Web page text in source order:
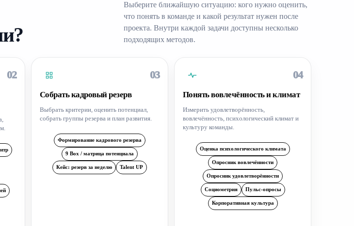
Выберите ближайшую ситуацию: кого нужно оценить,
что понять в команде и какой результат нужен после
проекта. Внутри каждой задачи доступны несколько
подходящих методов.
02 03
Собрать кадровый резерв
Выбрать критерии, оценить потенциал,
собрать группы резерва и план развития.
Формирование кадрового резерва
9 Box / матрица потенциала
Кейс: резерв за неделю Talent UP
04
Понять вовлечённость и климат
Измерить удовлетворённость,
вовлечённость, психологический климат и
культуру команды.
Оценка психологического климата
Опросник вовлечённости
Опросник удовлетворённости
Социометрия Пульс-опросы
Корпоративная культура